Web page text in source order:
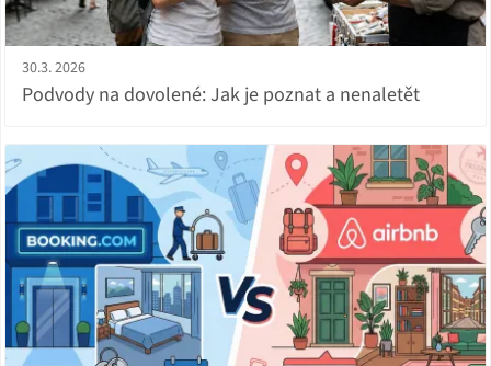
30.3. 2026
Podvody na dovolené: Jak je poznat a nenaletět